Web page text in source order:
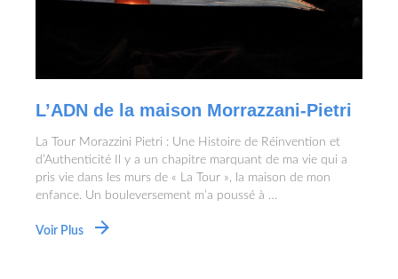
L’ADN de la maison Morrazzani-Pietri
La Tour Morazzini Pietri : Une Histoire de Réinvention et
d’Authenticité Il y a un chapitre marquant de ma vie qui a
pris vie dans les murs de « La Tour », la maison de mon
enfance. Un bouleversement m’a poussé à …
Voir Plus